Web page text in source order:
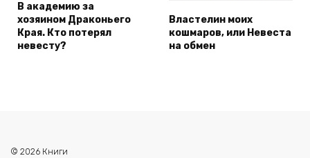
В академию за
хозяином Драконьего
Края. Кто потерял
невесту?
Властелин моих
кошмаров, или Невеста
на обмен
© 2026 Книги